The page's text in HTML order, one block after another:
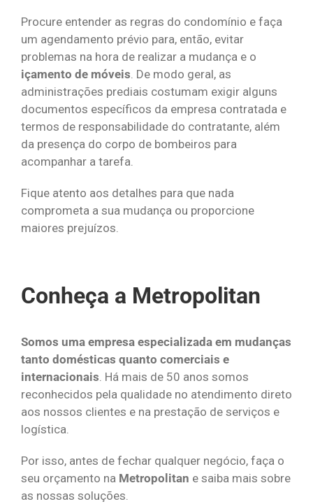
Procure entender as regras do condomínio e faça
um agendamento prévio para, então, evitar
problemas na hora de realizar a mudança e o
içamento de móveis . De modo geral, as
administrações prediais costumam exigir alguns
documentos específicos da empresa contratada e
termos de responsabilidade do contratante, além
da presença do corpo de bombeiros para
acompanhar a tarefa.
Fique atento aos detalhes para que nada
comprometa a sua mudança ou proporcione
maiores prejuízos.
Conheça a Metropolitan
Somos uma empresa especializada em mudanças
tanto domésticas quanto comerciais e
internacionais. Há mais de 50 anos somos
reconhecidos pela qualidade no atendimento direto
aos nossos clientes e na prestação de serviços e
logística.
Por isso, antes de fechar qualquer negócio, faça o
seu orçamento na Metropolitan e saiba mais sobre
as nossas soluções.